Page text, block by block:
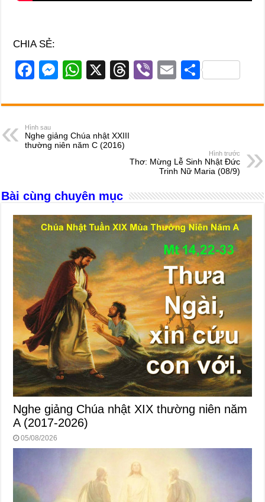
CHIA SẺ:
F
c
e
b
k
M
ss
n
W
at
A
X
T
e
s
Vi
er
E
ail
S
ar
Hình sau
Nghe giảng Chúa nhật XXIII
thường niên năm C (2016)
Hình trước
Thơ: Mừng Lễ Sinh Nhật Đức
Trinh Nữ Maria (08/9)
Bài cùng chuyên mục
Nghe giảng Chúa nhật XIX thường niên năm
A (2017-2026)
05/08/2026